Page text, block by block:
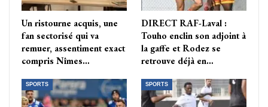
Un ristourne acquis, une
fan sectorisé qui va
remuer, assentiment exact
compris Nîmes…
DIRECT RAF-Laval :
Touho enclin son adjoint à
la gaffe et Rodez se
retrouve déjà en…
SPORTS SPORTS